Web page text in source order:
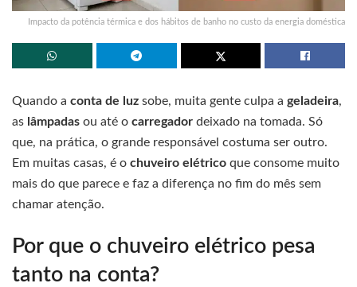
Impacto da potência térmica e dos hábitos de banho no custo da energia doméstica
Quando a conta de luz sobe, muita gente culpa a geladeira,
as lâmpadas ou até o carregador deixado na tomada. Só
que, na prática, o grande responsável costuma ser outro.
Em muitas casas, é o chuveiro elétrico que consome muito
mais do que parece e faz a diferença no fim do mês sem
chamar atenção.
Por que o chuveiro elétrico pesa
tanto na conta?